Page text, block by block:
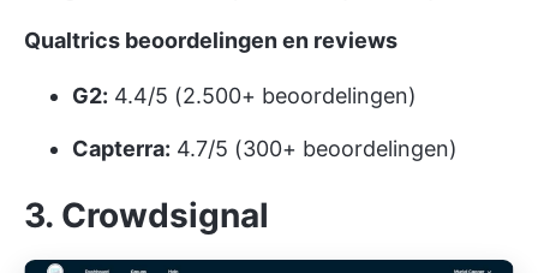
Qualtrics beoordelingen en reviews
G2: 4.4/5 (2.500+ beoordelingen)
Capterra: 4.7/5 (300+ beoordelingen)
3. Crowdsignal